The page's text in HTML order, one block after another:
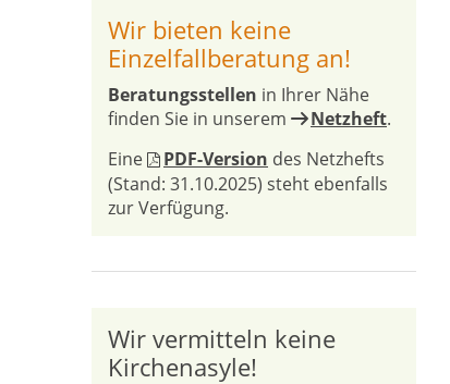
Wir bieten keine
Einzelfallberatung an!
Beratungsstellen in Ihrer Nähe
finden Sie in unserem
Netzheft.
Eine
PDF-Version des Netzhefts
(Stand: 31.10.2025) steht ebenfalls
zur Verfügung.
Wir vermitteln keine
Kirchenasyle!